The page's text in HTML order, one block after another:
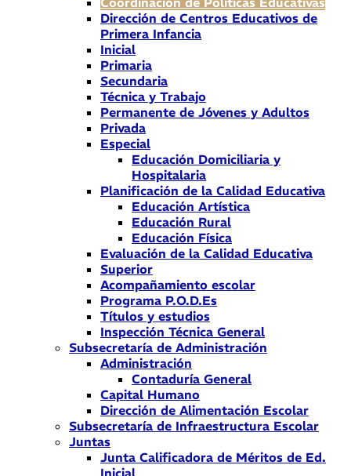
Dirección de Centros Educativos de
Primera Infancia
Inicial
Primaria
Secundaria
Técnica y Trabajo
Permanente de Jóvenes y Adultos
Privada
Especial
Educación Domiciliaria y
Hospitalaria
Planificación de la Calidad Educativa
Educación Artística
Educación Rural
Educación Física
Evaluación de la Calidad Educativa
Superior
Acompañamiento escolar
Programa P.O.D.Es
Títulos y estudios
Inspección Técnica General
Subsecretaría de Administración
Administración
Contaduría General
Capital Humano
Dirección de Alimentación Escolar
Subsecretaría de Infraestructura Escolar
Juntas
Junta Calificadora de Méritos de Ed.
Inicial